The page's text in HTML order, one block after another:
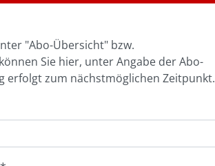
"Abo-Übersicht" bzw.
Sie hier, unter Angabe der Abo-
erfolgt zum nächstmöglichen Zeitpunkt.